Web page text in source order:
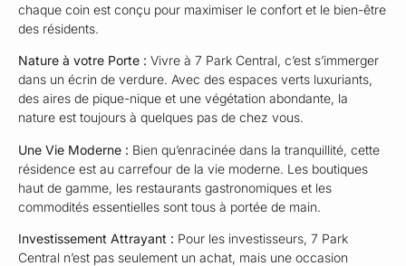
chaque coin est conçu pour maximiser le confort et le bien-être
des résidents.
Nature à votre Porte : Vivre à 7 Park Central, c’est s’immerger
dans un écrin de verdure. Avec des espaces verts luxuriants,
des aires de pique-nique et une végétation abondante, la
nature est toujours à quelques pas de chez vous.
Une Vie Moderne : Bien qu’enracinée dans la tranquillité, cette
résidence est au carrefour de la vie moderne. Les boutiques
haut de gamme, les restaurants gastronomiques et les
commodités essentielles sont tous à portée de main.
Investissement Attrayant : Pour les investisseurs, 7 Park
Central n’est pas seulement un achat, mais une occasion